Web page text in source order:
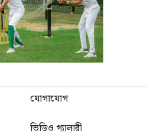
যোগাযোগ
ভিডিও গ্যালারী